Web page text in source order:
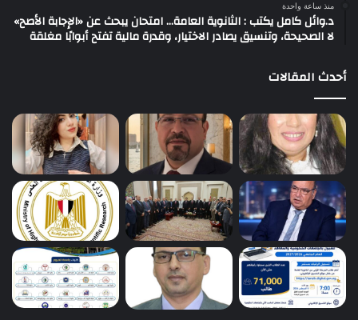
منذ ساعة واحدة
د.وائل كامل يكتب : الثانوية العامة… امتحان يبحث عن «الإجابة الأصح»
لا الصحيحة، وتنسيق يصادر الاختيار، وقدرة مالية تفتح أبوابًا مغلقة
أحدث المقالات